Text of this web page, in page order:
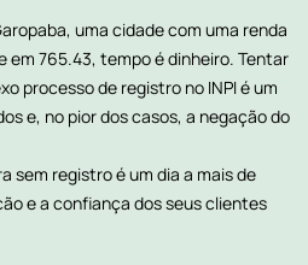
uma cidade com uma renda
em 765.43, tempo é dinheiro. Tentar
processo de registro no INPI é um
e, no pior dos casos, a negação do
sem registro é um dia a mais de
e a confiança dos seus clientes